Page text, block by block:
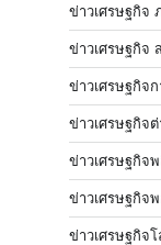
ข่าวเศรษฐกิจ
ข่าวเศรษฐกิจ
ข่าวเศรษฐกิจก
ข่าวเศรษฐกิจต่
ข่าวเศรษฐกิจ
ข่าวเศรษฐกิจ
ข่าวเศรษฐกิจโ